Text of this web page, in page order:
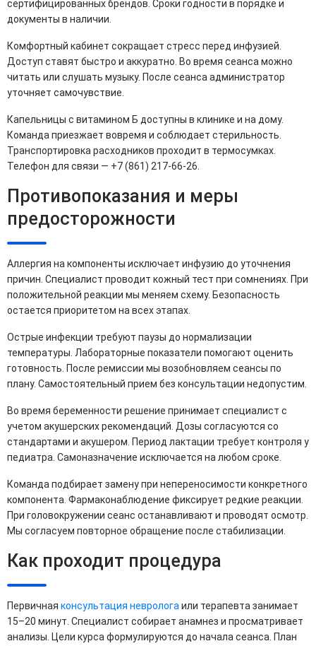
сертифицированных брендов. Сроки годности в порядке и
документы в наличии.
Комфортный кабинет сокращает стресс перед инфузией.
Доступ ставят быстро и аккуратно. Во время сеанса можно
читать или слушать музыку. После сеанса администратор
уточняет самочувствие.
Капельницы с витамином Б доступны в клинике и на дому.
Команда приезжает вовремя и соблюдает стерильность.
Транспортировка расходников проходит в термосумках.
Телефон для связи — +7 (861) 217-66-26.
Противопоказания и меры
предосторожности
Аллергия на компоненты исключает инфузию до уточнения
причин. Специалист проводит кожный тест при сомнениях. При
положительной реакции мы меняем схему. Безопасность
остается приоритетом на всех этапах.
Острые инфекции требуют паузы до нормализации
температуры. Лабораторные показатели помогают оценить
готовность. После ремиссии мы возобновляем сеансы по
плану. Самостоятельный прием без консультации недопустим.
Во время беременности решение принимает специалист с
учетом акушерских рекомендаций. Дозы согласуются со
стандартами и акушером. Период лактации требует контроля у
педиатра. Самоназначение исключается на любом сроке.
Команда подбирает замену при непереносимости конкретного
компонента. Фармаконаблюдение фиксирует редкие реакции.
При головокружении сеанс останавливают и проводят осмотр.
Мы согласуем повторное обращение после стабилизации.
Как проходит процедура
Первичная консультация невролога или терапевта занимает
15–20 минут. Специалист собирает анамнез и просматривает
анализы. Цели курса формулируются до начала сеанса. План